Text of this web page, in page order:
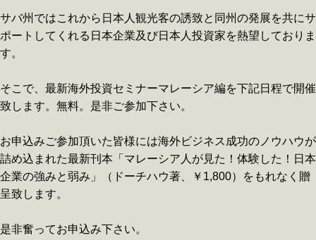
サバ州ではこれから日本人観光客の誘致と同州の発展を共にサ
ポートしてくれる日本企業及び日本人投資家を熱望しておりま
す。
そこで、最新海外投資セミナーマレーシア編を下記日程で開催
致します。無料。是非ご参加下さい。
お申込みご参加頂いた皆様には海外ビジネス成功のノウハウが
詰め込まれた最新刊本「マレーシア人が見た！体験した！日本
企業の強みと弱み」（ドーチハウ著、￥1,800）をもれなく贈
呈致します。
是非奮ってお申込み下さい。